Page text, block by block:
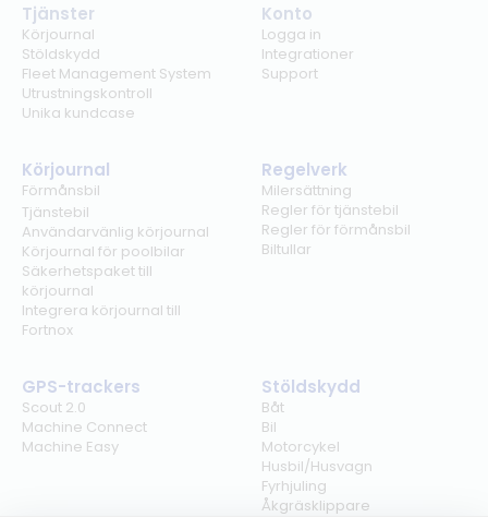
Tjänster
Körjournal
Stöldskydd
Fleet Management System
Utrustningskontroll
Unika kundcase
Konto
Logga in
Integrationer
Support
Körjournal
Förmånsbil
Tjänstebil
Användarvänlig körjournal
Körjournal för poolbilar
Säkerhetspaket till
körjournal
Integrera körjournal till
Fortnox
Regelverk
Milersättning
Regler för tjänstebil
Regler för förmånsbil
Biltullar
GPS-trackers
Scout 2.0
Machine Connect
Machine Easy
Stöldskydd
Båt
Bil
Motorcykel
Husbil/Husvagn
Fyrhjuling
Åkgräsklippare